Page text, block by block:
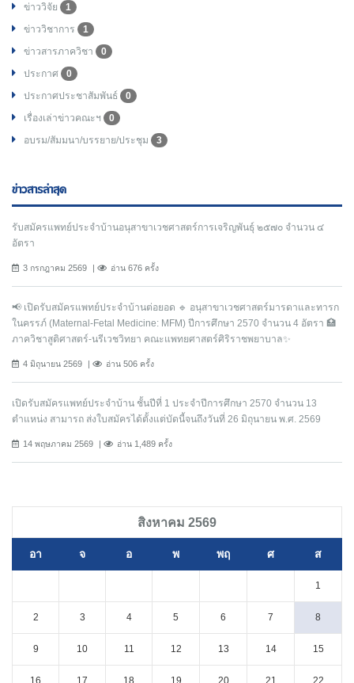
ข่าววิจัย
1
ข่าววิชาการ
1
ข่าวสารภาควิชา
0
ประกาศ
0
ประกาศประชาสัมพันธ์
0
เรื่องเล่าข่าวคณะฯ
0
อบรม/สัมมนา/บรรยาย/ประชุม
3
ข่าวสารล่าสุด
รับสมัครแพทย์ประจำบ้านอนุสาขาเวชศาสตร์การเจริญพันธุ์ ๒๕๗๐ จำนวน ๔
อัตรา
3 กรกฎาคม 2569 อ่าน 676 ครั้ง
📢 เปิดรับสมัครแพทย์ประจำบ้านต่อยอด 🔹 อนุสาขาเวชศาสตร์มารดาและทารก
ในครรภ์ (Maternal-Fetal Medicine: MFM) ปีการศึกษา 2570 จำนวน 4 อัตรา 🏥
ภาควิชาสูติศาสตร์-นรีเวชวิทยา คณะแพทยศาสตร์ศิริราชพยาบาล✨
4 มิถุนายน 2569 อ่าน 506 ครั้ง
เปิดรับสมัครแพทย์ประจำบ้าน ชั้นปีที่ 1 ประจำปีการศึกษา 2570 จำนวน 13
ตำแหน่ง สามารถ ส่งใบสมัครได้ตั้งแต่บัดนี้จนถึงวันที่ 26 มิถุนายน พ.ศ. 2569
14 พฤษภาคม 2569 อ่าน 1,489 ครั้ง
สิงหาคม 2569
อา จ อ พ พฤ ศ ส
1
2 3 4 5 6 7 8
9 10 11 12 13 14 15
16 17 18 19 20 21 22